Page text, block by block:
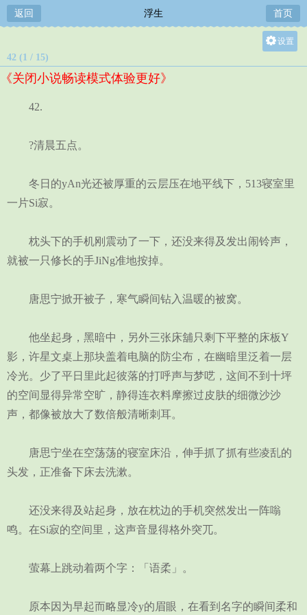
返回 浮生 首页
设置
42 (1 / 15)
《关闭小说畅读模式体验更好》
42.
?清晨五点。
冬日的yAn光还被厚重的云层压在地平线下，513寝室里
一片Si寂。
枕头下的手机刚震动了一下，还没来得及发出闹铃声，
就被一只修长的手JiNg准地按掉。
唐思宁掀开被子，寒气瞬间钻入温暖的被窝。
他坐起身，黑暗中，另外三张床舖只剩下平整的床板Y
影，许星文桌上那块盖着电脑的防尘布，在幽暗里泛着一层
冷光。少了平日里此起彼落的打呼声与梦呓，这间不到十坪
的空间显得异常空旷，静得连衣料摩擦过皮肤的细微沙沙
声，都像被放大了数倍般清晰刺耳。
唐思宁坐在空荡荡的寝室床沿，伸手抓了抓有些凌乱的
头发，正准备下床去洗漱。
还没来得及站起身，放在枕边的手机突然发出一阵嗡
鸣。在Si寂的空间里，这声音显得格外突兀。
萤幕上跳动着两个字：「语柔」。
原本因为早起而略显冷y的眉眼，在看到名字的瞬间柔和